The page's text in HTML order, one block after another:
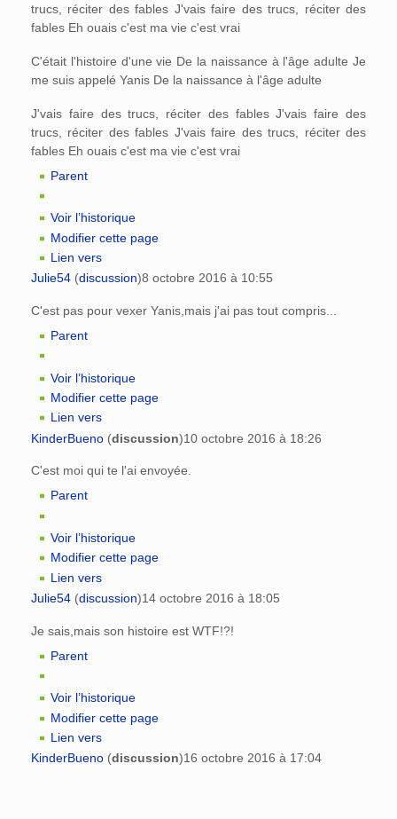
trucs, réciter des fables J'vais faire des trucs, réciter des
fables Eh ouais c'est ma vie c'est vrai
C'était l'histoire d'une vie De la naissance à l'âge adulte Je
me suis appelé Yanis De la naissance à l'âge adulte
J'vais faire des trucs, réciter des fables J'vais faire des
trucs, réciter des fables J'vais faire des trucs, réciter des
fables Eh ouais c'est ma vie c'est vrai
Parent
Voir l’historique
Modifier cette page
Lien vers
Julie54 (discussion)8 octobre 2016 à 10:55
C'est pas pour vexer Yanis,mais j'ai pas tout compris...
Parent
Voir l’historique
Modifier cette page
Lien vers
KinderBueno (discussion)10 octobre 2016 à 18:26
C'est moi qui te l'ai envoyée.
Parent
Voir l’historique
Modifier cette page
Lien vers
Julie54 (discussion)14 octobre 2016 à 18:05
Je sais,mais son histoire est WTF!?!
Parent
Voir l’historique
Modifier cette page
Lien vers
KinderBueno (discussion)16 octobre 2016 à 17:04